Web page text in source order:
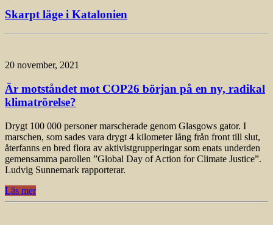
Skarpt läge i Katalonien
20 november, 2021
Är motståndet mot COP26 början på en ny, radikal
klimatrörelse?
Drygt 100 000 personer marscherade genom Glasgows gator. I
marschen, som sades vara drygt 4 kilometer lång från front till slut,
återfanns en bred flora av aktivistgrupperingar som enats underden
gemensamma parollen ”Global Day of Action for Climate Justice”.
Ludvig Sunnemark rapporterar.
Läs mer